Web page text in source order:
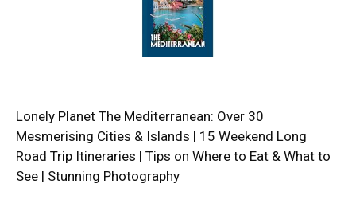
Lonely Planet The Mediterranean: Over 30
Mesmerising Cities & Islands | 15 Weekend Long
Road Trip Itineraries | Tips on Where to Eat & What to
See | Stunning Photography